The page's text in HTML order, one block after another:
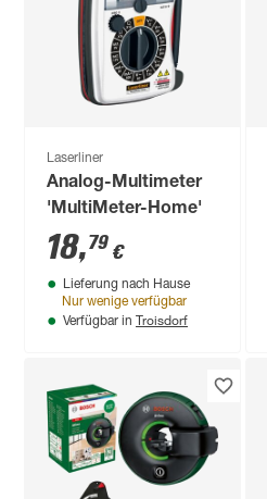
Laserliner
Analog-Multimeter
'MultiMeter-Home'
18,79 €
Lieferung nach Hause
Nur wenige verfügbar
Verfügbar in Troisdorf